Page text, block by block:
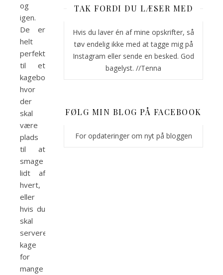
og
igen.
De er
helt
perfekte
til et
kagebord,
hvor
der
skal
være
plads
til at
smage
lidt af
hvert,
eller
hvis du
skal
servere
kage
for
mange
TAK FORDI DU LÆSER MED
Hvis du laver én af mine opskrifter, så
tøv endelig ikke med at tagge mig på
Instagram eller sende en besked. God
bagelyst. //Tenna
FØLG MIN BLOG PÅ FACEBOOK
For opdateringer om nyt på bloggen